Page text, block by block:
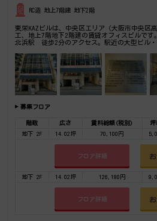
RC造 地上7階建 地下2階
東栄KAZビルは、中央区エリア（大阪市中央区
工、地上7階地下2階建の賃貸オフィスビルで
北浜駅 徒歩2分のアクセス。駅近の大型ビル
ら何でもご相談下さい。
募集フロア
階数 広さ 賃料総額(税別) 坪
地下 2F
14.02坪 70,100円
フロア詳細
地下 2F 14.02坪 126,180円
フロア詳細